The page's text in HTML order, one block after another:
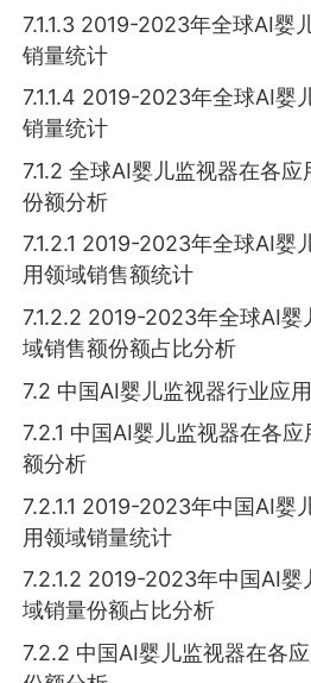
7.1.1.3 2019-2023年全球AI婴
销量统计
7.1.1.4 2019-2023年全球AI婴
销量统计
7.1.2 全球AI婴儿监视器在各
份额分析
7.1.2.1 2019-2023年全球AI婴
用领域销售额统计
7.1.2.2 2019-2023年全球AI婴
域销售额份额占比分析
7.2 中国AI婴儿监视器行业应
7.2.1 中国AI婴儿监视器在各
额分析
7.2.1.1 2019-2023年中国AI婴
用领域销量统计
7.2.1.2 2019-2023年中国AI婴
域销量份额占比分析
7.2.2 中国AI婴儿监视器在各